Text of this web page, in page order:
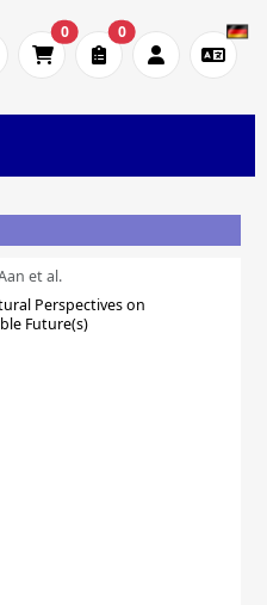
0 0
et al.
Perspectives on
Future(s)